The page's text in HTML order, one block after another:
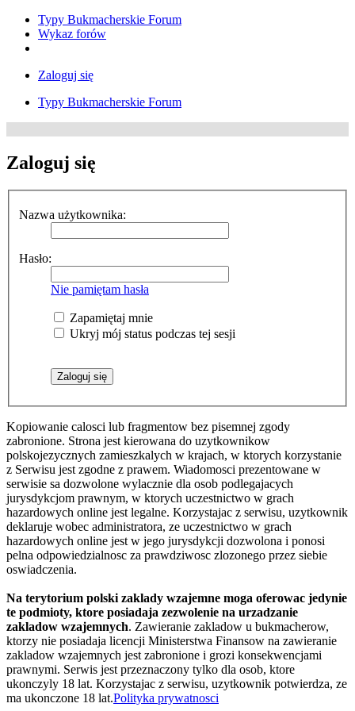
Typy Bukmacherskie Forum
Wykaz forów
Zaloguj się
Typy Bukmacherskie Forum
Zaloguj się
Nazwa użytkownika:
Hasło:
Nie pamiętam hasła
Zapamiętaj mnie
Ukryj mój status podczas tej sesji
Kopiowanie calosci lub fragmentow bez pisemnej zgody
zabronione. Strona jest kierowana do uzytkownikow
polskojezycznych zamieszkalych w krajach, w ktorych korzystanie
z Serwisu jest zgodne z prawem. Wiadomosci prezentowane w
serwisie sa dozwolone wylacznie dla osob podlegajacych
jurysdykcjom prawnym, w ktorych uczestnictwo w grach
hazardowych online jest legalne. Korzystajac z serwisu, uzytkownik
deklaruje wobec administratora, ze uczestnictwo w grach
hazardowych online jest w jego jurysdykcji dozwolona i ponosi
pelna odpowiedzialnosc za prawdziwosc zlozonego przez siebie
oswiadczenia.
Na terytorium polski zaklady wzajemne moga oferowac jedynie
te podmioty, ktore posiadaja zezwolenie na urzadzanie
zakladow wzajemnych. Zawieranie zakladow u bukmacherow,
ktorzy nie posiadaja licencji Ministerstwa Finansow na zawieranie
zakladow wzajemnych jest zabronione i grozi konsekwencjami
prawnymi. Serwis jest przeznaczony tylko dla osob, ktore
ukonczyly 18 lat. Korzystajac z serwisu, uzytkownik potwierdza, ze
ma ukonczone 18 lat.Polityka prywatnosci